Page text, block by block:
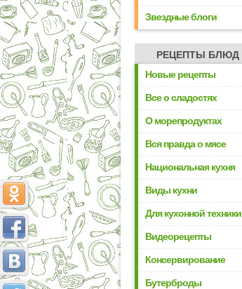
Звездные блоги
РЕЦЕПТЫ БЛЮД
Новые рецепты
Все о сладостях
О морепродуктах
Вся правда о мясе
Национальная кухня
Виды кухни
Для кухонной техники
Видеорецепты
Консервирование
Бутерброды